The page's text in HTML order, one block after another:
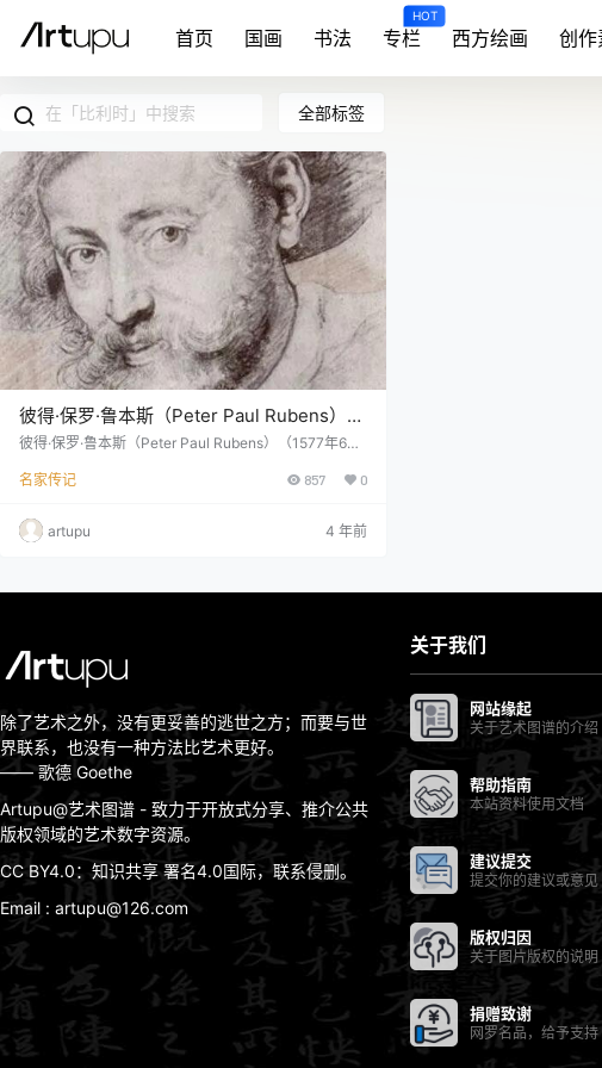
首页 国画 书法 专栏
HOT
西方绘画 创作
全部标签
彼得·保罗·鲁本斯（Peter Paul Rubens）
(1577-1640)
彼得·保罗·鲁本斯（Peter Paul Rubens）（1577年6月
17世纪佛兰德斯画家，西班牙哈布斯堡王朝外交使节。
物。 鲁本斯出生于德国锡根，在他的父亲去世后，12岁
的鲁本斯跟随母亲回到了西班牙统治下的家乡安特卫
名家传记 857 0
artupu 4 年前
除了艺术之外，没有更妥善的逃世之方；而要与世
界联系，也没有一种方法比艺术更好。
—— 歌德 Goethe
Artupu@艺术图谱 - 致力于开放式分享、推介公共
版权领域的艺术数字资源。
CC BY4.0：知识共享 署名4.0国际，联系侵删。
Email : artupu@126.com
关于我们
网站缘起
关于艺术图谱的介绍
帮助指南
本站资料使用文档
建议提交
提交你的建议或意见
版权归因
关于图片版权的说明
捐赠致谢
网罗名品，给予支持